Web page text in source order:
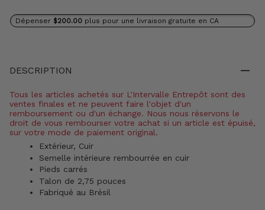
Dépenser $200.00 plus pour une livraison gratuite en CA
DESCRIPTION
Tous les articles achetés sur L'Intervalle Entrepôt sont des
ventes finales et ne peuvent faire l'objet d'un
remboursement ou d'un échange. Nous nous réservons le
droit de vous rembourser votre achat si un article est épuisé,
sur votre mode de paiement original.
Extérieur, Cuir
Semelle intérieure rembourrée en cuir
Pieds carrés
Talon de 2,75 pouces
Fabriqué au Brésil